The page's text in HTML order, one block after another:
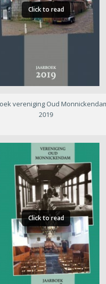
Click to read
vereniging Oud
2019
Click to read